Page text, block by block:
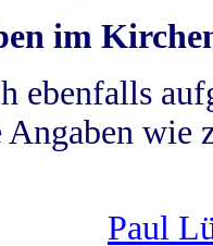
im
ebenfalls
wie
Paul